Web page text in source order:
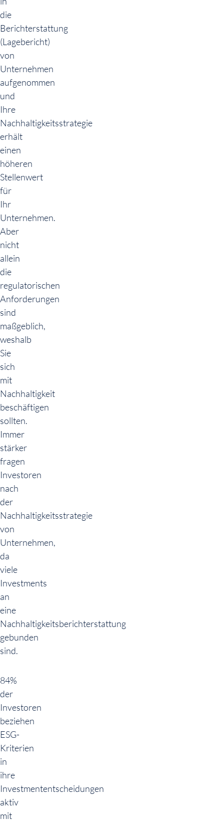
die
Berichterstattung
(Lagebericht)
von
Unternehmen
aufgenommen
und
Ihre
Nachhaltigkeitsstrategie
erhält
einen
höheren
Stellenwert
für
Ihr
Unternehmen.
Aber
nicht
allein
die
regulatorischen
Anforderungen
sind
maßgeblich,
weshalb
Sie
sich
mit
Nachhaltigkeit
beschäftigen
sollten.
Immer
stärker
fragen
Investoren
nach
der
Nachhaltigkeitsstrategie
von
Unternehmen,
da
viele
Investments
an
eine
Nachhaltigkeitsberichterstattung
gebunden
sind.
84%
der
Investoren
beziehen
ESG-
Kriterien
in
ihre
Investmententscheidungen
aktiv
mit